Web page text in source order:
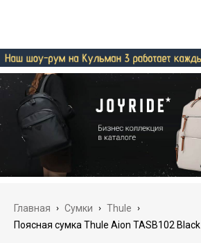
Главная › Сумки › Thule ›
Поясная сумка Thule Aion TASB102 Black